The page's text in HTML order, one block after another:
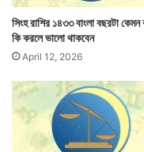
হবে। প্রেমপ্রীতিতে
নতুন প্রেমে
সাহিত্যিকদের সম্মান
শারীরিক ও মানসিক
সিংহ রাশির ১৪৩৩ বাংলা বছরটা কেমন
কি করলে ভালো থাকবেন
April 12, 2026